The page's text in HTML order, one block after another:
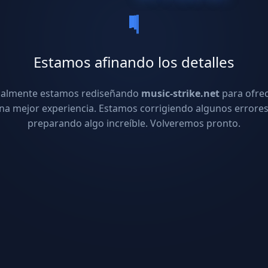
Estamos afinando los detalles
estamos rediseñando music-strike.net para
mejor experiencia. Estamos corrigiendo algunos
preparando algo increíble. Volveremos pronto.